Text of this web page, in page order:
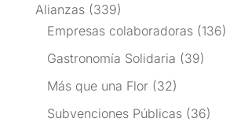
Alianzas(339)
Empresas colaboradoras(136)
Gastronomía Solidaria (39)
Más que una Flor(32)
Subvenciones Públicas(36)